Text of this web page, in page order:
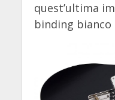
quest’ultima
binding